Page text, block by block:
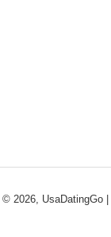
© 2026, UsaDatingGo |